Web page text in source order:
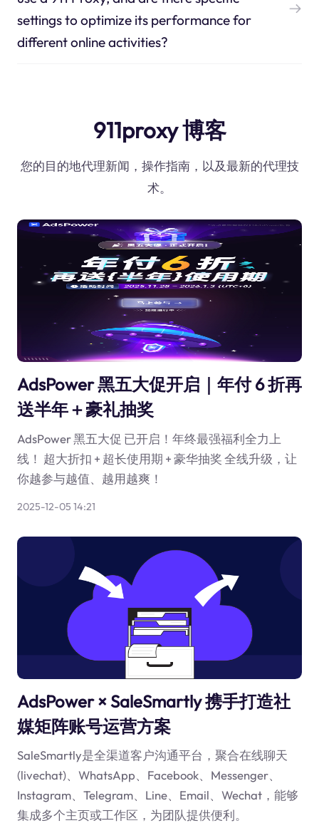
settings to optimize its performance for
different online activities?
911proxy 博客
您的目的地代理新闻，操作指南，以及最新的代理技
术。
AdsPower 黑五大促开启｜年付 6 折再
送半年＋豪礼抽奖
AdsPower 黑五大促 已开启！年终最强福利全力上
线！ 超大折扣 + 超长使用期 + 豪华抽奖 全线升级，让
你越参与越值、越用越爽！
2025-12-05 14:21
AdsPower × SaleSmartly 携手打造社
媒矩阵账号运营方案
SaleSmartly是全渠道客户沟通平台，聚合在线聊天
(livechat)、WhatsApp、Facebook、Messenger、
Instagram、Telegram、Line、Email、Wechat，能够
集成多个主页或工作区，为团队提供便利。